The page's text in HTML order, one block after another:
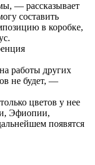
— рассказывает
составить
в коробке,
работы других
не будет, —
цветов у нее
Эфиопии,
появятся